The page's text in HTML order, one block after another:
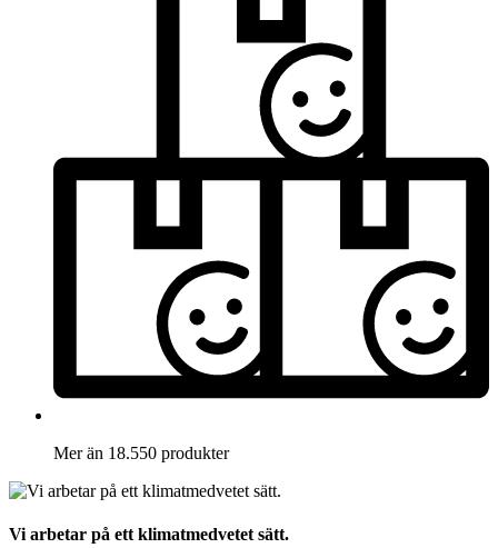
Mer än 18.550 produkter
Vi arbetar på ett klimatmedvetet sätt.